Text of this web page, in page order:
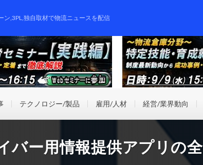
ン,3PL,独自取材で物流ニュースを配信
テクノロジー/製品 雇用/人材 経営/業界動向
バー用情報提供アプリの全